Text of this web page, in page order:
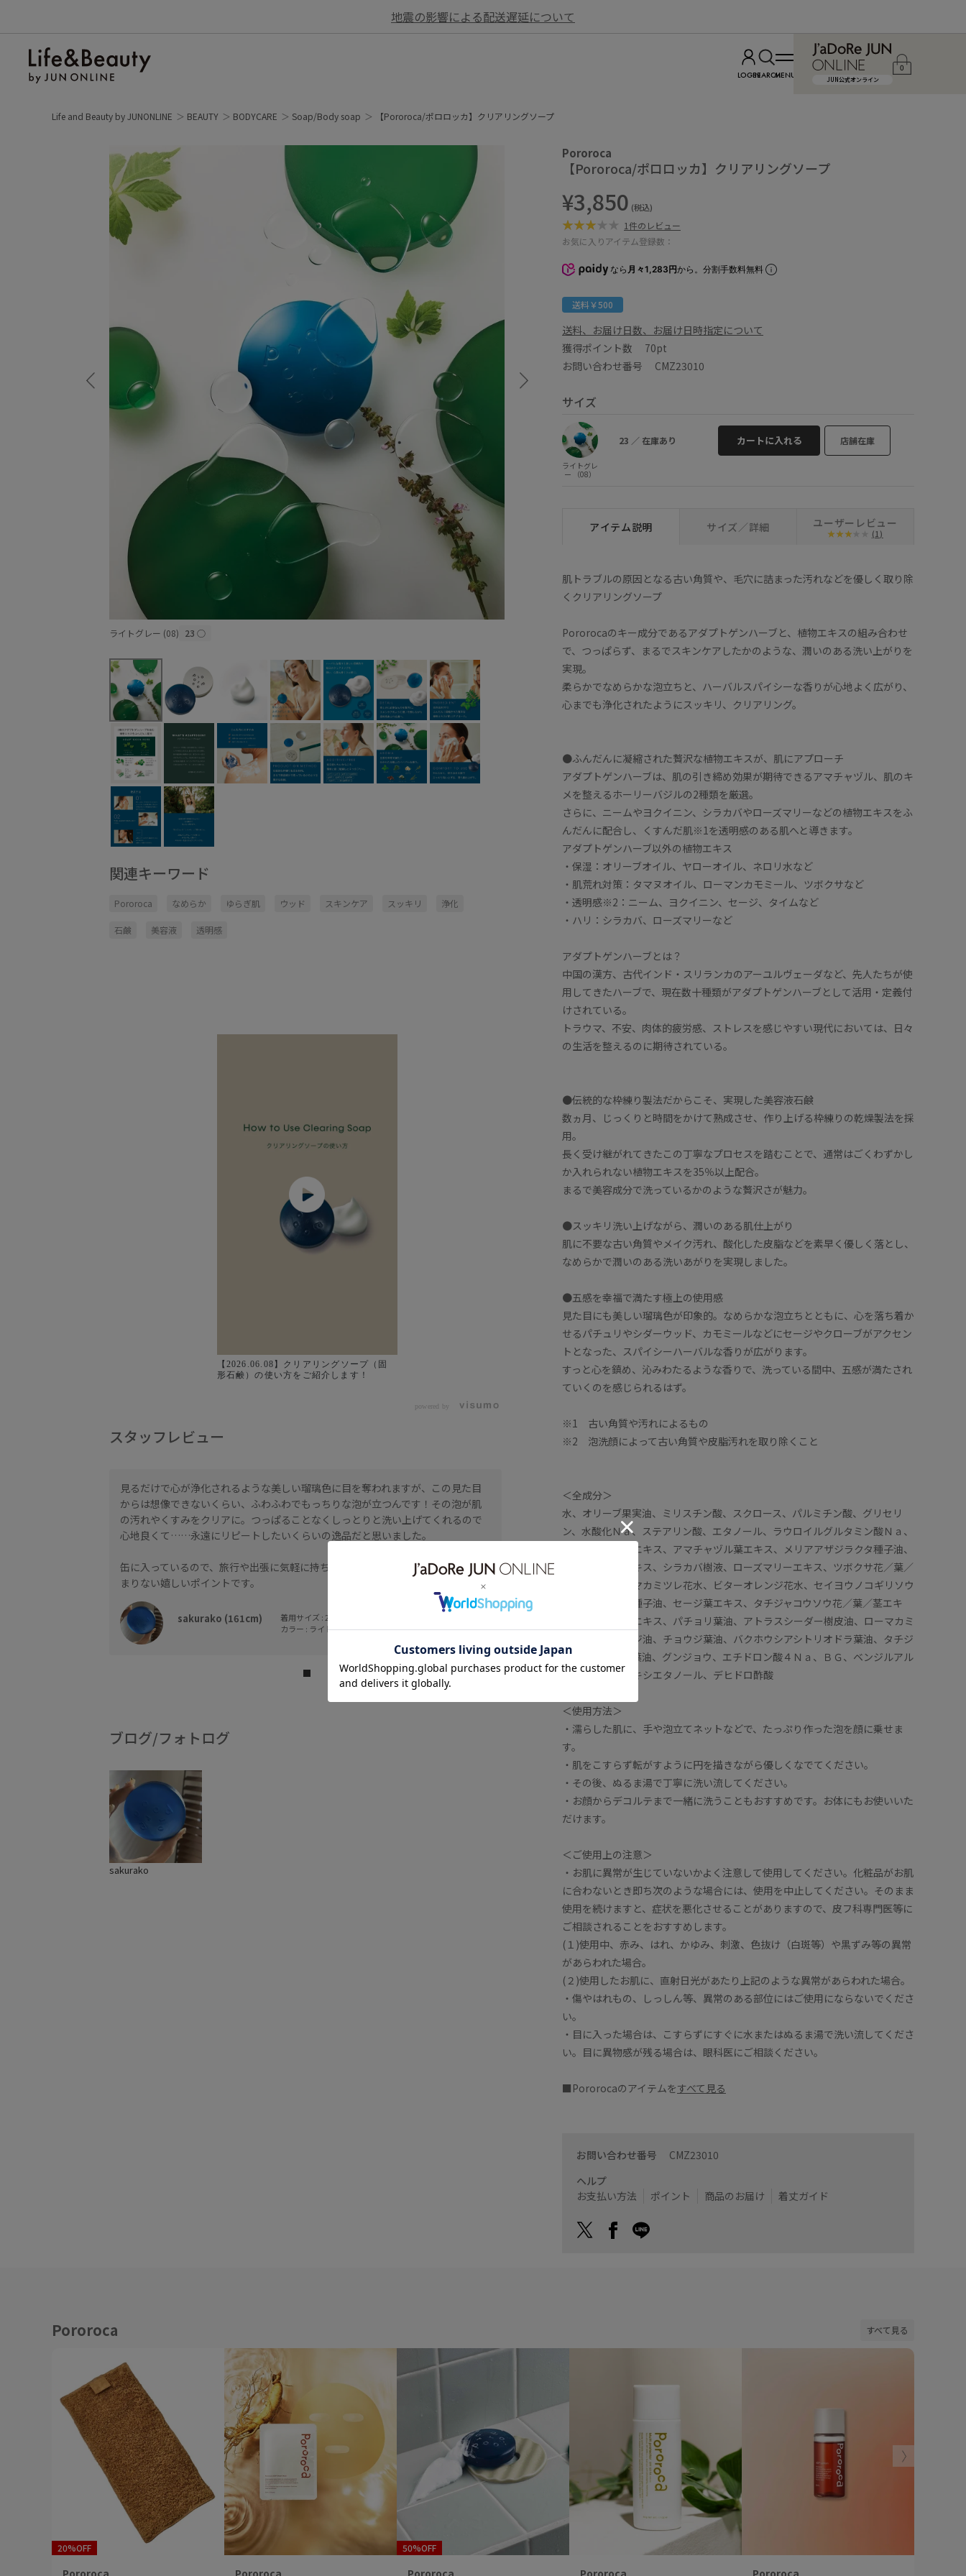
地震の影響による配送遅延について
LOGINSEARCHMENU JUN公式オンライン
0
Life and Beauty by JUNONLINE BEAUTY BODYCARE Soap/Body soap 【Pororoca/ポロロッカ】クリアリングソープ
ライトグレー (08) 23 ○
関連キーワード
Pororoca なめらか ゆらぎ肌 ウッド スキンケア スッキリ 浄化
石鹸 美容液 透明感
【2026.06.08】クリアリングソープ（固
形石鹸）の使い方をご紹介します！
powered by
スタッフレビュー
見るだけで心が浄化されるような美しい瑠璃色に目を奪われますが、この見た目
からは想像できないくらい、ふわふわでもっちりな泡が立つんです！その泡が肌
の汚れやくすみをクリアに。つっぱることなくしっとりと洗い上げてくれるので
心地良くて……永遠にリピートしたいくらいの逸品だと思いました。
缶に入っているので、旅行や出張に気軽に持ち運べるところも他の固形石鹸にはあ
まりない嬉しいポイントです。
sakurako (161cm)
着用サイズ : 23
カラー : ライトグレー (08)
ブログ/フォトログ
sakurako
Pororoca
【Pororoca/ポロロッカ】クリアリングソープ
¥3,850 (税込)
1件のレビュー
お気に入りアイテム登録数：
なら 月々1,283円から。分割手数料無料
送料￥500
送料、お届け日数、お届け日時指定について
獲得ポイント数 70pt
お問い合わせ番号 CMZ23010
サイズ
ライトグレ
ー （08）
23 ／ 在庫あり カートに入れる 店舗在庫
アイテム説明 サイズ／詳細 ユーザーレビュー
(1)
肌トラブルの原因となる古い角質や、毛穴に詰まった汚れなどを優しく取り除
くクリアリングソープ
Pororocaのキー成分であるアダプトゲンハーブと、植物エキスの組み合わせ
で、つっぱらず、まるでスキンケアしたかのような、潤いのある洗い上がりを
実現。
柔らかでなめらかな泡立ちと、ハーバルスパイシーな香りが心地よく広がり、
心までも浄化されたようにスッキリ、クリアリング。
●ふんだんに凝縮された贅沢な植物エキスが、肌にアプローチ
アダプトゲンハーブは、肌の引き締め効果が期待できるアマチャヅル、肌のキ
メを整えるホーリーバジルの2種類を厳選。
さらに、ニームやヨクイニン、シラカバやローズマリーなどの植物エキスをふ
んだんに配合し、くすんだ肌※1を透明感のある肌へと導きます。
アダプトゲンハーブ以外の植物エキス
・保湿：オリーブオイル、ヤローオイル、ネロリ水など
・肌荒れ対策：タマヌオイル、ローマンカモミール、ツボクサなど
・透明感※2：ニーム、ヨクイニン、セージ、タイムなど
・ハリ：シラカバ、ローズマリーなど
アダプトゲンハーブとは？
中国の漢方、古代インド・スリランカのアーユルヴェーダなど、先人たちが使
用してきたハーブで、現在数十種類がアダプトゲンハーブとして活用・定義付
けされている。
トラウマ、不安、肉体的疲労感、ストレスを感じやすい現代においては、日々
の生活を整えるのに期待されている。
●伝統的な枠練り製法だからこそ、実現した美容液石鹸
数ヵ月、じっくりと時間をかけて熟成させ、作り上げる枠練りの乾燥製法を採
用。
長く受け継がれてきたこの丁寧なプロセスを踏むことで、通常はごくわずかし
か入れられない植物エキスを35％以上配合。
まるで美容成分で洗っているかのような贅沢さが魅力。
●スッキリ洗い上げながら、潤いのある肌仕上がり
肌に不要な古い角質やメイク汚れ、酸化した皮脂などを素早く優しく落とし、
なめらかで潤いのある洗いあがりを実現しました。
●五感を幸福で満たす極上の使用感
見た目にも美しい瑠璃色が印象的。なめらかな泡立ちとともに、心を落ち着か
せるパチュリやシダーウッド、カモミールなどにセージやクローブがアクセン
トとなった、スパイシーハーバルな香りが広がります。
すっと心を鎮め、沁みわたるような香りで、洗っている間中、五感が満たされ
ていくのを感じられるはず。
※1 古い角質や汚れによるもの
※2 泡洗顔によって古い角質や皮脂汚れを取り除くこと
＜全成分＞
水、オリーブ果実油、ミリスチン酸、スクロース、パルミチン酸、グリセリ
ン、水酸化Ｎａ、ステアリン酸、エタノール、ラウロイルグルタミン酸Ｎａ、
カミメボウキ葉エキス、アマチャヅル葉エキス、メリアアザジラクタ種子油、
ハトムギ種子エキス、シラカバ樹液、ローズマリーエキス、ツボクサ花／葉／
茎エキス、ローマカミツレ花水、ビターオレンジ花水、セイヨウノコギリソウ
油、テリハボク種子油、セージ葉エキス、タチジャコウソウ花／葉／茎エキ
ス、サボンソウエキス、パチョリ葉油、アトラスシーダー樹皮油、ローマカミ
ツレ花油、セージ油、チョウジ葉油、バクホウシアシトリオドラ葉油、タチジ
ャコウソウ花／葉油、グンジョウ、エチドロン酸４Ｎａ、ＢＧ、ベンジルアル
コール、フェノキシエタノール、デヒドロ酢酸
＜使用方法＞
・濡らした肌に、手や泡立てネットなどで、たっぷり作った泡を顔に乗せま
す。
・肌をこすらず転がすように円を描きながら優しくなでてください。
・その後、ぬるま湯で丁寧に洗い流してください。
・お顔からデコルテまで一緒に洗うこともおすすめです。お体にもお使いいた
だけます。
＜ご使用上の注意＞
・お肌に異常が生じていないかよく注意して使用してください。化粧品がお肌
に合わないとき即ち次のような場合には、使用を中止してください。そのまま
使用を続けますと、症状を悪化させることがありますので、皮フ科専門医等に
ご相談されることをおすすめします。
(１)使用中、赤み、はれ、かゆみ、刺激、色抜け（白斑等）や黒ずみ等の異常
があらわれた場合。
(２)使用したお肌に、直射日光があたり上記のような異常があらわれた場合。
・傷やはれもの、しっしん等、異常のある部位にはご使用にならないでくださ
い。
・目に入った場合は、こすらずにすぐに水またはぬるま湯で洗い流してくださ
い。目に異物感が残る場合は、眼科医にご相談ください。
■Pororocaのアイテムをすべて見る
お問い合わせ番号 CMZ23010
ヘルプ
お支払い方法
ポイント 商品のお届け 着丈ガイド
Pororoca すべて見る
20%OFF
Pororoca Pororoca
50%OFF
Pororoca Pororoca Pororoca